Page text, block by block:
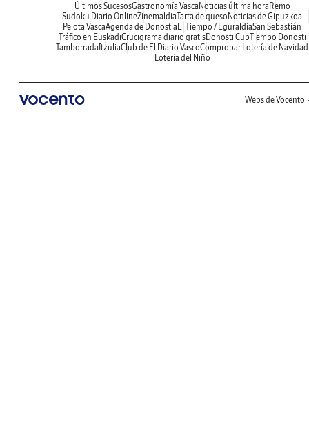
Últimos SucesosGastronomía Vasca Noticias última hora Remo
Sudoku Diario OnlineZinemaldiaTarta de queso Noticias de Gipuzkoa
Pelota VascaAgenda de Donostia El Tiempo / EguraldiaSan Sebastián
Tráfico en EuskadiCrucigrama diario gratisDonosti CupTiempo Donosti
TamborradaItzuliaClub de El Diario VascoComprobar Lotería de Navidad
Lotería del Niño
Webs de Vocento